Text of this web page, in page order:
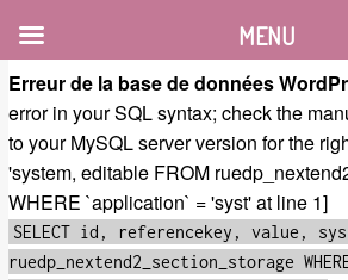
Erreur de la base de données
error in your SQL syntax; check the
to your MySQL server version for the
'system, editable FROM
WHERE `application` = 'syst' at line 1]
SELECT id, referencekey, value,
ruedp_nextend2_section_storage
MENU